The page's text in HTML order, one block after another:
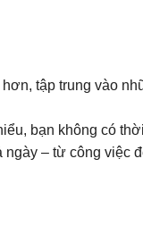
tập trung vào
bạn không có
– từ công việc